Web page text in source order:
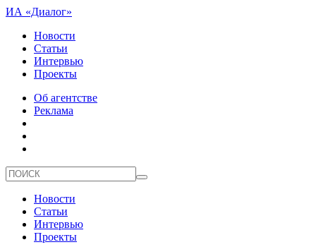
ИА «Диалог»
Новости
Статьи
Интервью
Проекты
Об агентстве
Реклама
Новости
Статьи
Интервью
Проекты